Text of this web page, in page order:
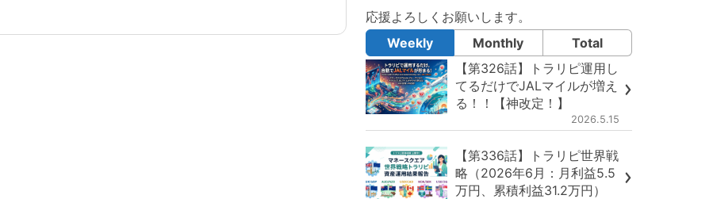
応援よろしくお願いします。
Weekly
Monthly
Total
【第326話】トラリピ運用し
てるだけでJALマイルが増え
る！！【神改定！】
2026.5.15
【第336話】トラリピ世界戦
略（2026年6月：月利益5.5
万円、累積利益31.2万円）